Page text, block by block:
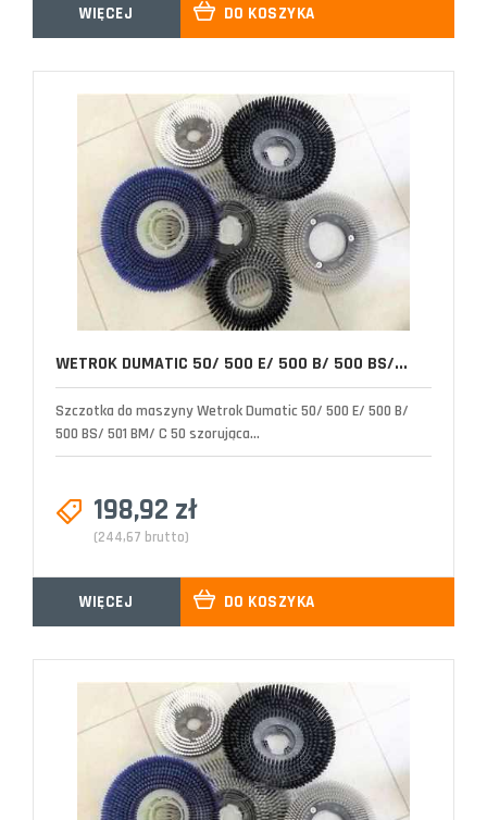
WIĘCEJ DO KOSZYKA
WETROK DUMATIC 50/ 500 E/ 500 B/ 500 BS/...
Szczotka do maszyny Wetrok Dumatic 50/ 500 E/ 500 B/
500 BS/ 501 BM/ C 50 szorująca...
198,92 zł
(244,67 brutto)
WIĘCEJ DO KOSZYKA